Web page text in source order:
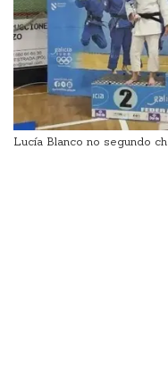
Lucía Blanco no segundo